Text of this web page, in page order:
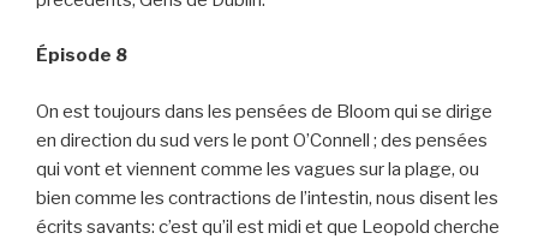
Épisode 8
On est toujours dans les pensées de Bloom qui se dirige
en direction du sud vers le pont O’Connell ; des pensées
qui vont et viennent comme les vagues sur la plage, ou
bien comme les contractions de l’intestin, nous disent les
écrits savants: c’est qu’il est midi et que Leopold cherche